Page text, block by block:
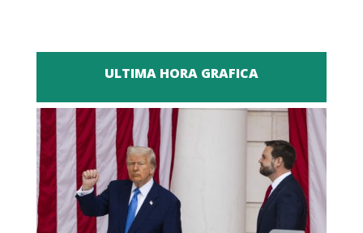
ULTIMA HORA GRAFICA